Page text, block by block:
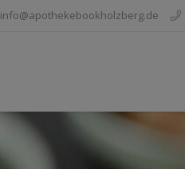
info@apothekebookholzberg.de